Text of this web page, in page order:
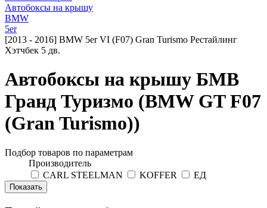
Автобоксы на крышу
BMW
5er
[2013 - 2016] BMW 5er VI (F07) Gran Turismo Рестайлинг
Хэтчбек 5 дв.
Автобоксы на крышу БМВ
Гранд Туризмо (BMW GT F07
(Gran Turismo))
Подбор товаров по параметрам
Производитель
CARL STEELMAN
KOFFER ЕД